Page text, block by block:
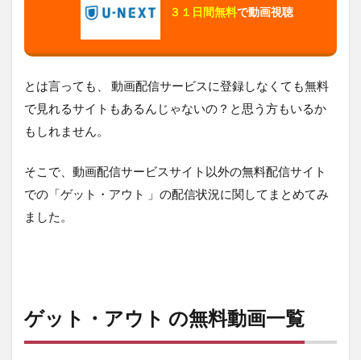
３１日間無料で動画視聴
とは言っても、 動画配信サービスに登録しなくても無料
で見れるサイトもあるんじゃないの？と思う方もいるか
もしれません。
そこで、動画配信サービスサイト以外の無料配信サイト
での「ゲット・アウト 」の配信状況に関してまとめてみ
ました。
ゲット・アウト の無料動画一覧